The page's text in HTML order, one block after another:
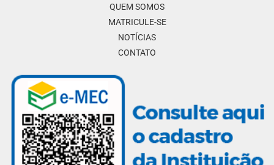
QUEM SOMOS
MATRICULE-SE
NOTÍCIAS
CONTATO